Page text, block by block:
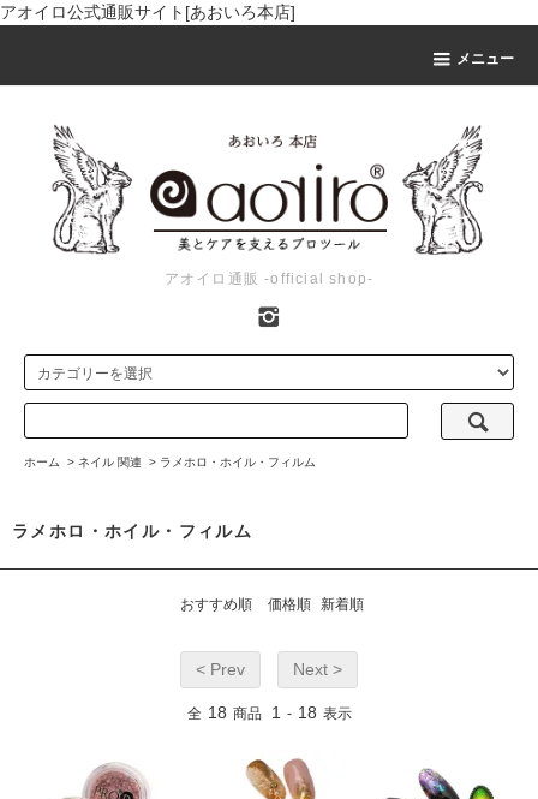
アオイロ公式通販サイト[あおいろ本店]
メニュー
アオイロ通販 -official shop-
ホーム > ネイル 関連 > ラメホロ・ホイル・フィルム
ラメホロ・ホイル・フィルム
おすすめ順 価格順 新着順
< Prev Next >
全 18 商品 1 - 18 表示